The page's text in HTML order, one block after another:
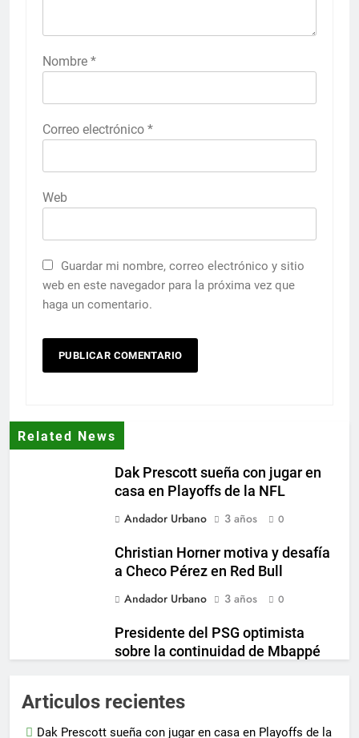
Nombre *
Correo electrónico *
Web
Guardar mi nombre, correo electrónico y sitio
web en este navegador para la próxima vez que
haga un comentario.
Related News
Dak Prescott sueña con jugar en
casa en Playoffs de la NFL
Andador Urbano
3 años 0
Christian Horner motiva y desafía
a Checo Pérez en Red Bull
Andador Urbano
3 años 0
Presidente del PSG optimista
sobre la continuidad de Mbappé
Andador Urbano
Inter Miami incrementa su
Articulos recientes
Dak Prescott sueña con jugar en casa en Playoffs de la